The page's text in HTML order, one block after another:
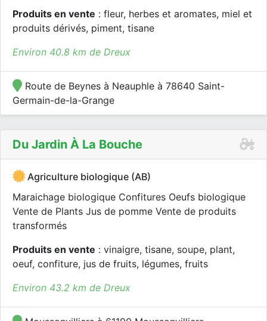
Produits en vente : fleur, herbes et aromates, miel et
produits dérivés, piment, tisane
Environ 40.8 km de Dreux
Route de Beynes à Neauphle à 78640 Saint-
Germain-de-la-Grange
Du Jardin À La Bouche
Agriculture biologique (AB)
Maraichage biologique Confitures Oeufs biologique
Vente de Plants Jus de pomme Vente de produits
transformés
Produits en vente : vinaigre, tisane, soupe, plant,
oeuf, confiture, jus de fruits, légumes, fruits
Environ 43.2 km de Dreux